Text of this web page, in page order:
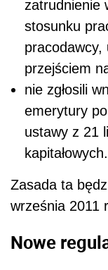
zatrudnienie
stosunku
pracodawcy,
przejściem
nie zgłosili
emerytury
ustawy z 21
kapitałowych.
Zasada ta
września 2011
Nowe